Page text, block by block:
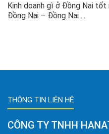
Kinh doanh gì ở Đồng Nai tốt
Đồng Nai – Đồng Nai ...
THÔNG TIN LIÊN HỆ
CÔNG TY TNHH